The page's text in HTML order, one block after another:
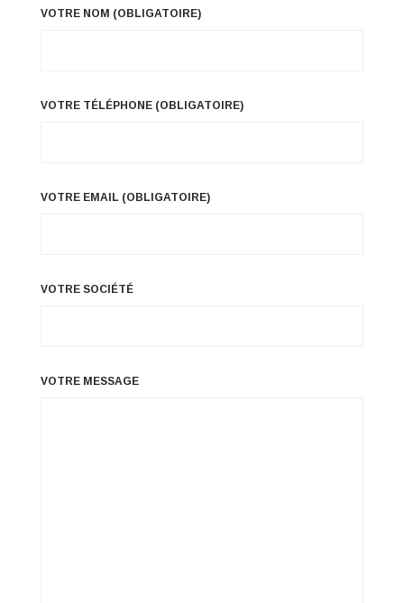
VOTRE NOM (OBLIGATOIRE)
VOTRE TÉLÉPHONE (OBLIGATOIRE)
VOTRE EMAIL (OBLIGATOIRE)
VOTRE SOCIÉTÉ
VOTRE MESSAGE